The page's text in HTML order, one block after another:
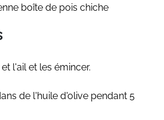
boîte de pois chiche
l'ail et les émincer.
de l'huile d'olive pendant 5